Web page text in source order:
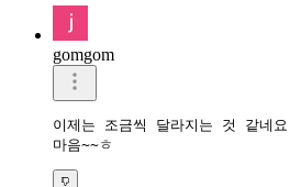
gomgom
이제는 조금씩 달라지는 것 같네요
마음~~ㅎ